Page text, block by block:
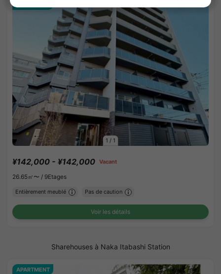
1 / 1
¥142,000 - ¥142,000 Vacant
26.65㎡〜 / 9Etages
Entièrement meublé Pas de caution
Voir les détails
Sharehouses à Naka Itabashi Station
APARTMENT